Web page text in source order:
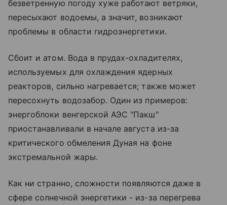
безветренную погоду хуже работают ветряки,
пересыхают водоемы, а значит, возникают
проблемы в области гидроэнергетики.
Сбоит и атом. Вода в прудах-охладителях,
используемых для охлаждения ядерных
реакторов, сильно нагревается; также может
пересохнуть водозабор. Один из примеров:
энергоблоки венгерской АЭС "Пакш"
приостанавливали в начале августа из-за
критического обмеления Дуная на фоне
экстремальной жары.
Как ни странно, сложности появляются даже в
сфере солнечной энергетики - из-за перегрева